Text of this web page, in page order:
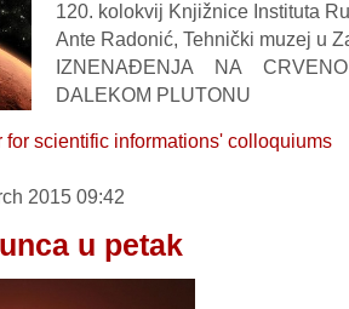
120. kolokvij Knjižnice Instituta
Ante Radonić, Tehnički muzej u
IZNENAĐENJA NA
DALEKOM PLUTONU
for scientific informations' colloquiums
2015 09:42
u petak